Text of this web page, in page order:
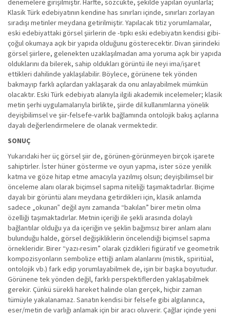
denemelere girişilmiştir. Harfte, sözcükte, şekilde yapılan oyunlarla;
Klasik Türk edebiyatının kendine has sınırları içinde, sınırları zorlayan
sıradışı metinler meydana getirilmiştir. Yapılacak titiz yorumlamalar,
eski edebiyattaki görsel şiirlerin de -tıpkı eski edebiyatın kendisi gibi-
çoğul okumaya açık bir yapıda olduğunu gösterecektir. Divan şiirindeki
görsel şiirlere, gelenekten uzaklaşılmadan ama yoruma açık bir yapıda
olduklarını da bilerek, sahip oldukları görüntü ile neyi ima/işaret
ettikleri dahilinde yaklaşılabilir. Böylece, görünene tek yönden
bakmayıp farklı açılardan yaklaşarak da onu anlayabilmek mümkün
olacaktır. Eski Türk edebiyatı alanıyla ilgili akademik incelemeler; klasik
metin şerhi uygulamalarıyla birlikte, şiirde dil kullanımlarına yönelik
deyişbilimsel ve şiir-felsefe-varlık bağlamında ontolojik bakış açılarına
dayalı değerlendirmelere de olanak vermektedir.
SONUÇ
Yukarıdaki her üç görsel şiir de, görünen-görünmeyen birçok işarete
sahiptirler. İster hüner gösterme ve oyun yapma, ister söze yenilik
katma ve göze hitap etme amacıyla yazılmış olsun; deyişbilimsel bir
önceleme alanı olarak biçimsel sapma niteliği taşımaktadırlar. Biçime
dayalı bir görüntü alanı meydana getirdikleri için, klasik anlamda
sadece „okunan‟ değil aynı zamanda “bakılan” birer metin olma
özelliği taşımaktadırlar. Metnin içeriği ile şekli arasında dolaylı
bağlantılar olduğu ya da içeriğin ve şeklin bağımsız birer anlam alanı
bulunduğu halde, görsel değişikliklerin öncelendiği biçimsel sapma
örnekleridir. Birer “yazı-resim” olarak çizdikleri figüratif ve geometrik
kompozisyonların sembolize ettiği anlam alanlarını (mistik, spiritüal,
ontolojik vb.) fark edip yorumlayabilmek de, işin bir başka boyutudur.
Görünene tek yönden değil, farklı perspektiflerden yaklaşabilmek
gerekir. Çünkü sürekli hareket halinde olan gerçek, hiçbir zaman
tümüyle yakalanamaz. Sanatın kendisi bir felsefe gibi algılanınca,
eser/metin de varlığı anlamak için bir aracı oluverir. Çağlar içinde yeni